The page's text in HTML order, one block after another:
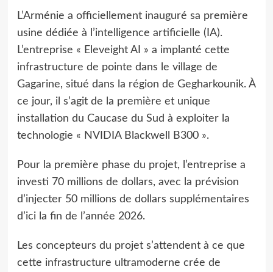
L’Arménie a officiellement inauguré sa première
usine dédiée à l’intelligence artificielle (IA).
L’entreprise « Eleveight AI » a implanté cette
infrastructure de pointe dans le village de
Gagarine, situé dans la région de Gegharkounik. À
ce jour, il s’agit de la première et unique
installation du Caucase du Sud à exploiter la
technologie « NVIDIA Blackwell B300 ».
Pour la première phase du projet, l’entreprise a
investi 70 millions de dollars, avec la prévision
d’injecter 50 millions de dollars supplémentaires
d’ici la fin de l’année 2026.
Les concepteurs du projet s’attendent à ce que
cette infrastructure ultramoderne crée de